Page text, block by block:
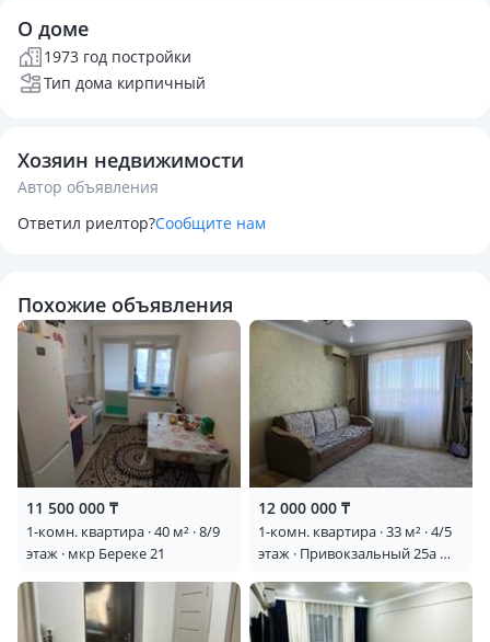
О доме
1973 год постройки
Тип дома кирпичный
Хозяин недвижимости
Автор объявления
Ответил риелтор?Сообщите нам
Похожие объявления
11 500 000 ₸
1-комн. квартира · 40 м² · 8/9
этаж · мкр Береке 21
12 000 000 ₸
1-комн. квартира · 33 м² · 4/5
этаж · Привокзальный 25а —